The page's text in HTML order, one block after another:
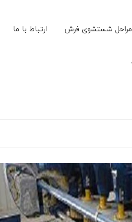
مراحل شستشوی فرش ارتباط با ما